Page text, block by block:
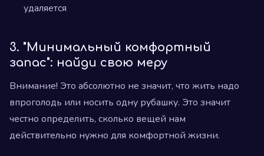
удаляется
3. "Минимальный комфортный
запас": найди свою меру
Внимание! Это абсолютно не значит, что жить надо
впроголодь или носить одну рубашку. Это значит
честно определить, сколько вещей нам
действительно нужно для комфортной жизни.